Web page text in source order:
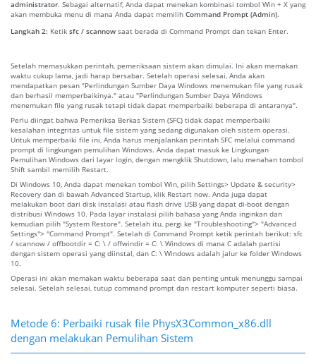
administrator. Sebagai alternatif, Anda dapat menekan kombinasi tombol Win + X yang
akan membuka menu di mana Anda dapat memilih Command Prompt (Admin).
Langkah 2: Ketik sfc / scannow saat berada di Command Prompt dan tekan Enter.
Setelah memasukkan perintah, pemeriksaan sistem akan dimulai. Ini akan memakan
waktu cukup lama, jadi harap bersabar. Setelah operasi selesai, Anda akan
mendapatkan pesan "Perlindungan Sumber Daya Windows menemukan file yang rusak
dan berhasil memperbaikinya." atau "Perlindungan Sumber Daya Windows
menemukan file yang rusak tetapi tidak dapat memperbaiki beberapa di antaranya".
Perlu diingat bahwa Pemeriksa Berkas Sistem (SFC) tidak dapat memperbaiki
kesalahan integritas untuk file sistem yang sedang digunakan oleh sistem operasi.
Untuk memperbaiki file ini, Anda harus menjalankan perintah SFC melalui command
prompt di lingkungan pemulihan Windows. Anda dapat masuk ke Lingkungan
Pemulihan Windows dari layar login, dengan mengklik Shutdown, lalu menahan tombol
Shift sambil memilih Restart.
Di Windows 10, Anda dapat menekan tombol Win, pilih Settings> Update & security>
Recovery dan di bawah Advanced Startup, klik Restart now. Anda juga dapat
melakukan boot dari disk instalasi atau flash drive USB yang dapat di-boot dengan
distribusi Windows 10. Pada layar instalasi pilih bahasa yang Anda inginkan dan
kemudian pilih "System Restore". Setelah itu, pergi ke "Troubleshooting"> "Advanced
Settings"> "Command Prompt". Setelah di Command Prompt ketik perintah berikut: sfc
/ scannow / offbootdir = C: \ / offwindir = C: \ Windows di mana C adalah partisi
dengan sistem operasi yang diinstal, dan C: \ Windows adalah jalur ke folder Windows
10.
Operasi ini akan memakan waktu beberapa saat dan penting untuk menunggu sampai
selesai. Setelah selesai, tutup command prompt dan restart komputer seperti biasa.
Metode 6: Perbaiki rusak file PhysX3Common_x86.dll
dengan melakukan Pemulihan Sistem